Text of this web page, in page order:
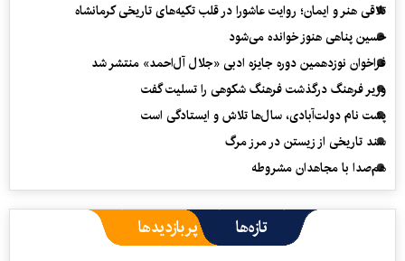
تلاقی هنر و ایمان؛ روایت عاشورا در قلب تکیه‌های تاریخی کرمانشاه
حسین پناهی هنوز خوانده می‌شود
فراخوان نوزدهمین دوره جایزه ادبی «جلال آل‌احمد» منتشر شد
وزیر فرهنگ درگذشت فرهنگ شکوهی را تسلیت گفت
پشت نام دولت‌آبادی، سال‌ها تلاش و ایستادگی است
سند تاریخی از زیستن در مرز مرگ
هم‌صدا با مجاهدان مشروطه
تازه‌ها پربازدیدها